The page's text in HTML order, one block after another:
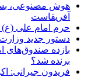
آفریقاست
حرم امام علی
دستور جدید
بازده صندوق‌های
برنده شد؟
فریدون جیرانی: